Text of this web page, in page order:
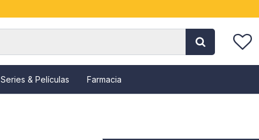
Series & Películas Farmacia